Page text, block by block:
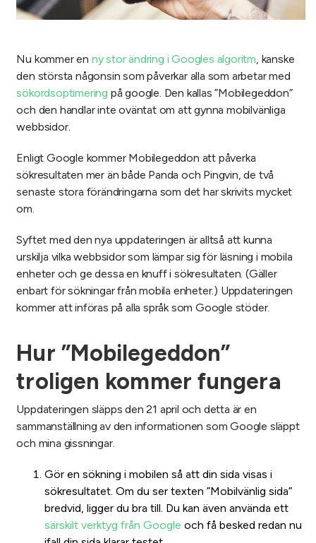
Nu kommer en ny stor ändring i Googles algoritm, kanske
den största någonsin som påverkar alla som arbetar med
sökordsoptimering på google. Den kallas ”Mobilegeddon”
och den handlar inte oväntat om att gynna mobilvänliga
webbsidor.
Enligt Google kommer Mobilegeddon att påverka
sökresultaten mer än både Panda och Pingvin, de två
senaste stora förändringarna som det har skrivits mycket
om.
Syftet med den nya uppdateringen är alltså att kunna
urskilja vilka webbsidor som lämpar sig för läsning i mobila
enheter och ge dessa en knuff i sökresultaten. (Gäller
enbart för sökningar från mobila enheter.) Uppdateringen
kommer att införas på alla språk som Google stöder.
Hur ”Mobilegeddon”
troligen kommer fungera
Uppdateringen släpps den 21 april och detta är en
sammanställning av den informationen som Google släppt
och mina gissningar.
Gör en sökning i mobilen så att din sida visas i
sökresultatet. Om du ser texten ”Mobilvänlig sida”
bredvid, ligger du bra till. Du kan även använda ett
särskilt verktyg från Google och få besked redan nu